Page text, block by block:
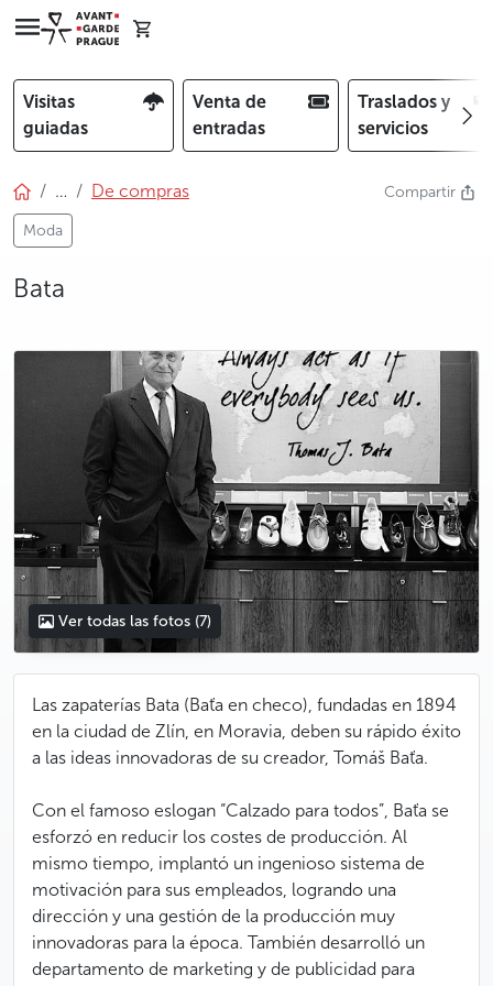
Visitas
guiadas
Venta de
entradas
Traslados y
servicios
… De compras
Moda
Compartir
Bata
photo 5
photo 6
photo 7
Ver todas las fotos (7)
Las zapaterías Bata (Baťa en checo), fundadas en 1894
en la ciudad de Zlín, en Moravia, deben su rápido éxito
a las ideas innovadoras de su creador, Tomáš Baťa.
Con el famoso eslogan “Calzado para todos”, Baťa se
esforzó en reducir los costes de producción. Al
mismo tiempo, implantó un ingenioso sistema de
motivación para sus empleados, logrando una
dirección y una gestión de la producción muy
innovadoras para la época. También desarrolló un
departamento de marketing y de publicidad para